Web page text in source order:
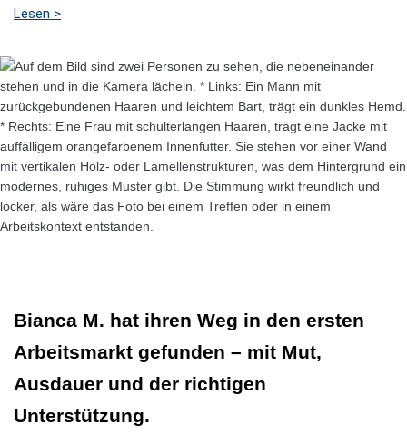
Lesen >
Bianca M. hat ihren Weg in den ersten
Arbeitsmarkt gefunden – mit Mut,
Ausdauer und der richtigen
Unterstützung.